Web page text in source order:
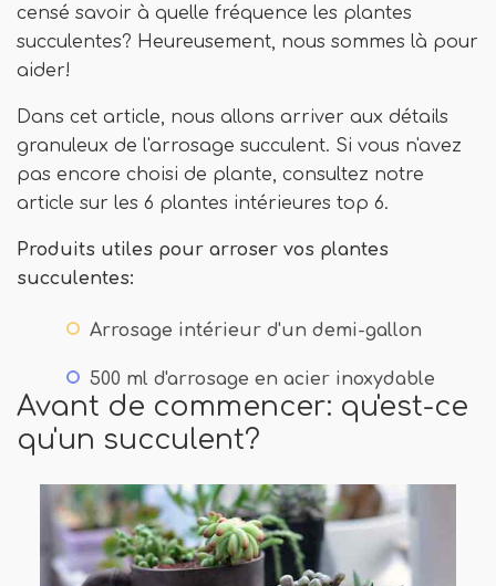
censé savoir à quelle fréquence les plantes
succulentes? Heureusement, nous sommes là pour
aider!
Dans cet article, nous allons arriver aux détails
granuleux de l'arrosage succulent. Si vous n'avez
pas encore choisi de plante, consultez notre
article sur les 6 plantes intérieures top 6.
Produits utiles pour arroser vos plantes
succulentes:
Arrosage intérieur d'un demi-gallon
500 ml d'arrosage en acier inoxydable
Avant de commencer: qu'est-ce
qu'un succulent?